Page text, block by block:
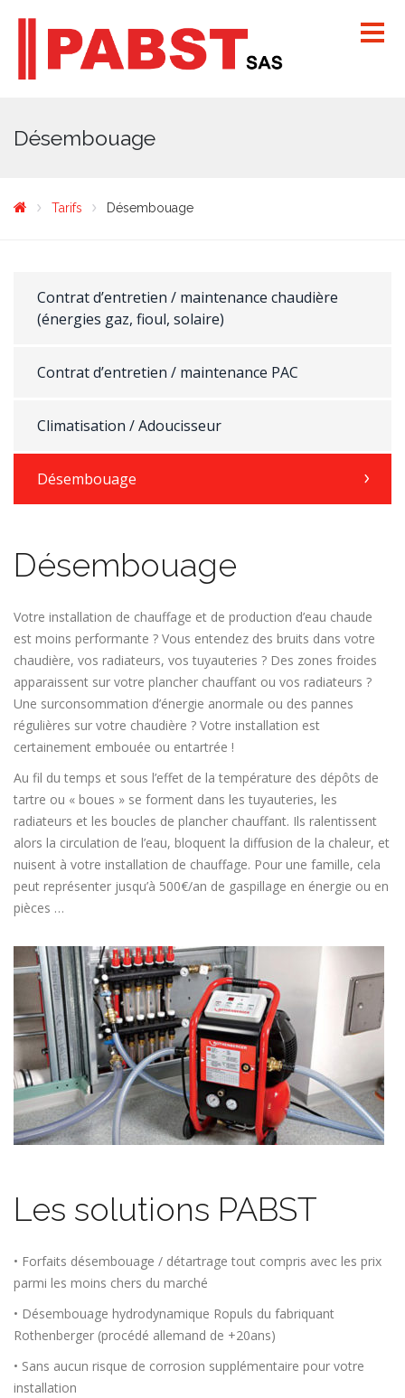
Désembouage
Tarifs Désembouage
Contrat d’entretien / maintenance chaudière
(énergies gaz, fioul, solaire)
Contrat d’entretien / maintenance PAC
Climatisation / Adoucisseur
Désembouage
Désembouage
Votre installation de chauffage et de production d’eau chaude
est moins performante ? Vous entendez des bruits dans votre
chaudière, vos radiateurs, vos tuyauteries ? Des zones froides
apparaissent sur votre plancher chauffant ou vos radiateurs ?
Une surconsommation d’énergie anormale ou des pannes
régulières sur votre chaudière ? Votre installation est
certainement embouée ou entartrée !
Au fil du temps et sous l’effet de la température des dépôts de
tartre ou « boues » se forment dans les tuyauteries, les
radiateurs et les boucles de plancher chauffant. Ils ralentissent
alors la circulation de l’eau, bloquent la diffusion de la chaleur, et
nuisent à votre installation de chauffage. Pour une famille, cela
peut représenter jusqu’à 500€/an de gaspillage en énergie ou en
pièces …
Les solutions PABST
• Forfaits désembouage / détartrage tout compris avec les prix
parmi les moins chers du marché
• Désembouage hydrodynamique Ropuls du fabriquant
Rothenberger (procédé allemand de +20ans)
• Sans aucun risque de corrosion supplémentaire pour votre
installation